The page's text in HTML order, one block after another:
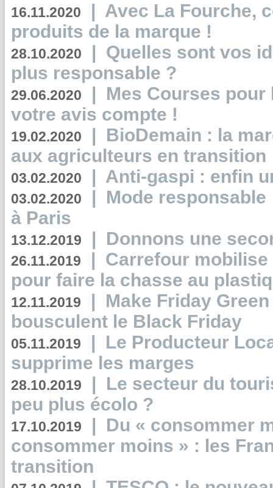
16.11.2020 | Avec La Fourche,
produits de la marque !
28.10.2020 | Quelles sont vos
plus responsable ?
29.06.2020 | Mes Courses pour
votre avis compte !
19.02.2020 | BioDemain : la
aux agriculteurs en transition
03.02.2020 | Anti-gaspi : enfin
03.02.2020 | Mode
à Paris
13.12.2019 | Donnons une
26.11.2019 | Carrefour
pour faire la chasse au
12.11.2019 | Make Friday
bousculent le Black Friday
05.11.2019 | Le Producteur
supprime les marges
28.10.2019 | Le secteur du
peu plus écolo ?
17.10.2019 | Du « consommer
consommer moins » : les
transition